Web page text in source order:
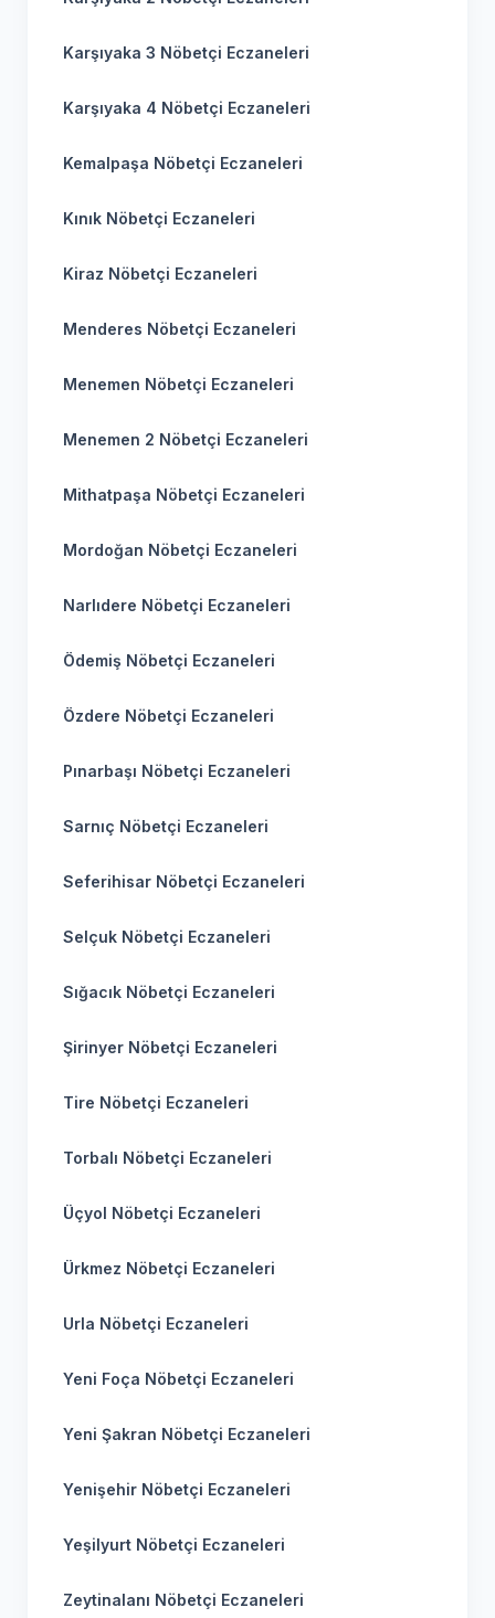
Karşıyaka 3 Nöbetçi Eczaneleri
Karşıyaka 4 Nöbetçi Eczaneleri
Kemalpaşa Nöbetçi Eczaneleri
Kınık Nöbetçi Eczaneleri
Kiraz Nöbetçi Eczaneleri
Menderes Nöbetçi Eczaneleri
Menemen Nöbetçi Eczaneleri
Menemen 2 Nöbetçi Eczaneleri
Mithatpaşa Nöbetçi Eczaneleri
Mordoğan Nöbetçi Eczaneleri
Narlıdere Nöbetçi Eczaneleri
Ödemiş Nöbetçi Eczaneleri
Özdere Nöbetçi Eczaneleri
Pınarbaşı Nöbetçi Eczaneleri
Sarnıç Nöbetçi Eczaneleri
Seferihisar Nöbetçi Eczaneleri
Selçuk Nöbetçi Eczaneleri
Sığacık Nöbetçi Eczaneleri
Şirinyer Nöbetçi Eczaneleri
Tire Nöbetçi Eczaneleri
Torbalı Nöbetçi Eczaneleri
Üçyol Nöbetçi Eczaneleri
Ürkmez Nöbetçi Eczaneleri
Urla Nöbetçi Eczaneleri
Yeni Foça Nöbetçi Eczaneleri
Yeni Şakran Nöbetçi Eczaneleri
Yenişehir Nöbetçi Eczaneleri
Yeşilyurt Nöbetçi Eczaneleri
Zeytinalanı Nöbetçi Eczaneleri